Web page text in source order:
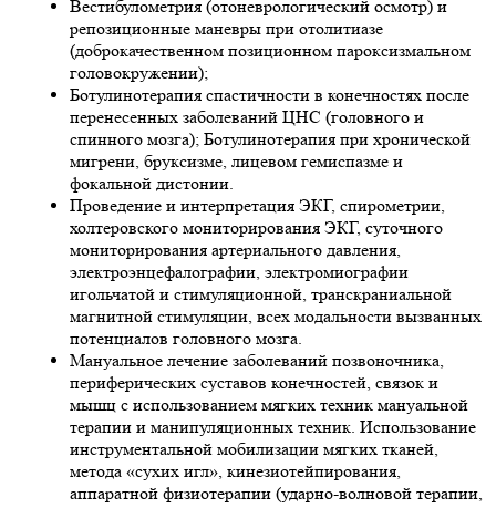
Вестибулометрия (отоневрологический осмотр) и
репозиционные маневры при отолитиазе
(доброкачественном позиционном пароксизмальном
головокружении);
Ботулинотерапия спастичности в конечностях после
перенесенных заболеваний ЦНС (головного и
спинного мозга); Ботулинотерапия при хронической
мигрени, бруксизме, лицевом гемиспазме и
фокальной дистонии.
Проведение и интерпретация ЭКГ, спирометрии,
холтеровского мониторирования ЭКГ, суточного
мониторирования артериального давления,
электроэнцефалографии, электромиографии
игольчатой и стимуляционной, транскраниальной
магнитной стимуляции, всех модальности вызванных
потенциалов головного мозга.
Мануальное лечение заболеваний позвоночника,
периферических суставов конечностей, связок и
мышц с использованием мягких техник мануальной
терапии и манипуляционных техник. Использование
инструментальной мобилизации мягких тканей,
метода «сухих игл», кинезиотейпирования,
аппаратной физиотерапии (ударно-волновой терапии,